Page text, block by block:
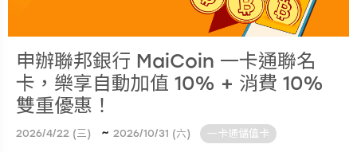
申辦聯邦銀行 MaiCoin 一卡通聯名
卡，樂享自動加值 10% + 消費 10%
雙重優惠！
2026/4/22 (三) ~ 2026/10/31 (六) 一卡通儲值卡